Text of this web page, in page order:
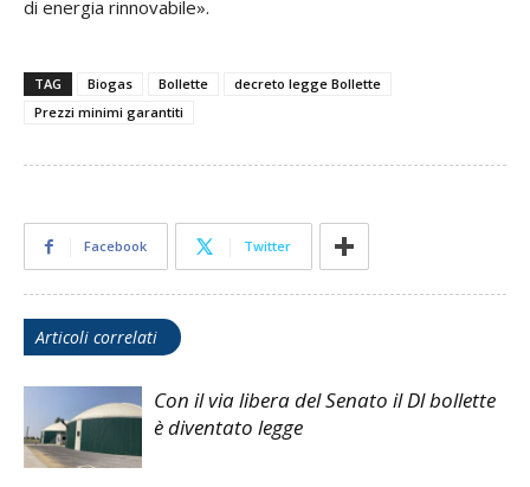
di energia rinnovabile».
TAG Biogas Bollette
decreto legge Bollette
Prezzi minimi garantiti
Facebook Twitter
Articoli correlati
Con il via libera del Senato il Dl bollette
è diventato legge